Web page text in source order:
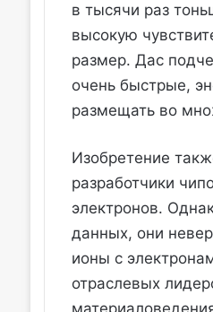
в тысячи раз
высокую
размер. Дас
очень быстрые,
размещать во
Изобретение
разработчики
электронов.
данных, они
ионы с
отраслевых